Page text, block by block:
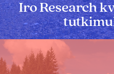
Iro Research